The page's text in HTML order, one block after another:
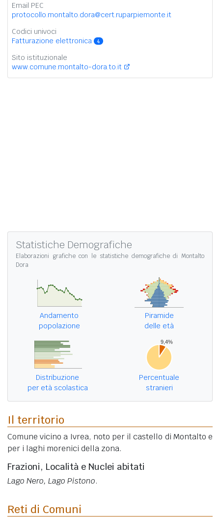
Email PEC
protocollo.montalto.dora@cert.ruparpiemonte.it
Codici univoci
Fatturazione elettronica
4
Sito istituzionale
www.comune.montalto-dora.to.it
Statistiche Demografiche
Elaborazioni grafiche con le statistiche demografiche di Montalto
Dora
Andamento
popolazione
Piramide
delle età
Distribuzione
per età scolastica
Percentuale
stranieri
Il territorio
Comune vicino a Ivrea, noto per il castello di Montalto e
per i laghi morenici della zona.
Frazioni, Località e Nuclei abitati
Lago Nero, Lago Pistono.
Reti di Comuni